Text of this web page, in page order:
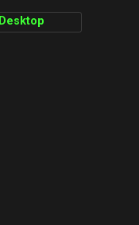
Desktop